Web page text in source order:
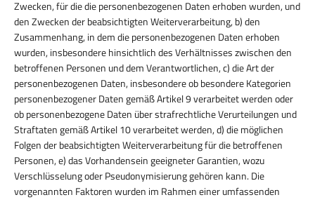
Zwecken, für die die personenbezogenen Daten erhoben wurden, und
den Zwecken der beabsichtigten Weiterverarbeitung, b) den
Zusammenhang, in dem die personenbezogenen Daten erhoben
wurden, insbesondere hinsichtlich des Verhältnisses zwischen den
betroffenen Personen und dem Verantwortlichen, c) die Art der
personenbezogenen Daten, insbesondere ob besondere Kategorien
personenbezogener Daten gemäß Artikel 9 verarbeitet werden oder
ob personenbezogene Daten über strafrechtliche Verurteilungen und
Straftaten gemäß Artikel 10 verarbeitet werden, d) die möglichen
Folgen der beabsichtigten Weiterverarbeitung für die betroffenen
Personen, e) das Vorhandensein geeigneter Garantien, wozu
Verschlüsselung oder Pseudonymisierung gehören kann. Die
vorgenannten Faktoren wurden im Rahmen einer umfassenden